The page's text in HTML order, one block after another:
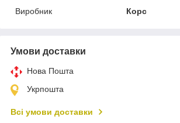
Виробник
Корс
Умови доставки
Нова Пошта
Укрпошта
Всі умови доставки